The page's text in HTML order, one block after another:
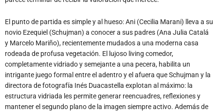
El punto de partida es simple y al hueso: Ani (Cecilia Marani) lleva a su
novio Ezequiel (Schujman) a conocer a sus padres (Ana Julia Catalá
y Marcelo Mariño), recientemente mudados a una moderna casa
rodeada de profusa vegetación. El lujoso living comedor,
completamente vidriado y semejante a una pecera, habilita un
intrigante juego formal entre el adentro y el afuera que Schujman y la
directora de fotografía Inés Duacastella explotan al máximo: la
estructura vidriada les permite generar reencuadres, reflexiones y
mantener el segundo plano de la imagen siempre activo. Además de